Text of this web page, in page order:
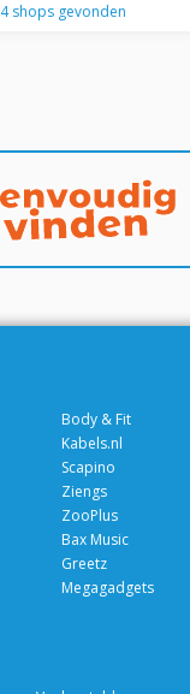
4 shops gevonden
Body & Fit
Kabels.nl
Scapino
Ziengs
ZooPlus
Bax Music
Greetz
Megagadgets